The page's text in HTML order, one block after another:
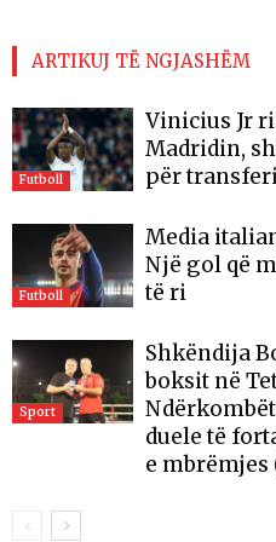
ARTIKUJ TË NGJASHËM
Futboll
Vinicius Jr
Madridin,
për
Futboll
Media
Një gol që
të ri
Sport
Shkëndija
boksit në
duele të
e mbrëmjes